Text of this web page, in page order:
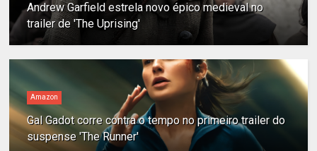
Andrew Garfield estrela novo épico medieval no
trailer de 'The Uprising'
Amazon
Gal Gadot corre contra o tempo no primeiro trailer do
suspense 'The Runner'